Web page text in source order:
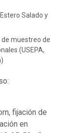
Salado y
muestreo de
(USEPA,
fijación de
en